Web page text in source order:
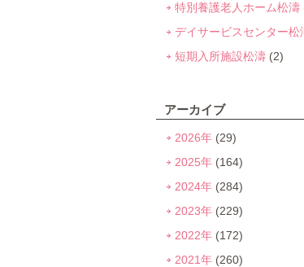
特別養護老人ホーム松濤
デイサービスセンター松
短期入所施設松濤 (2)
アーカイブ
2026年 (29)
2025年 (164)
2024年 (284)
2023年 (229)
2022年 (172)
2021年 (260)